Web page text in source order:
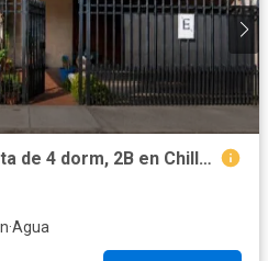
Acogedora casa en venta de 4 dorm, 2B en Chillán.
·Agua